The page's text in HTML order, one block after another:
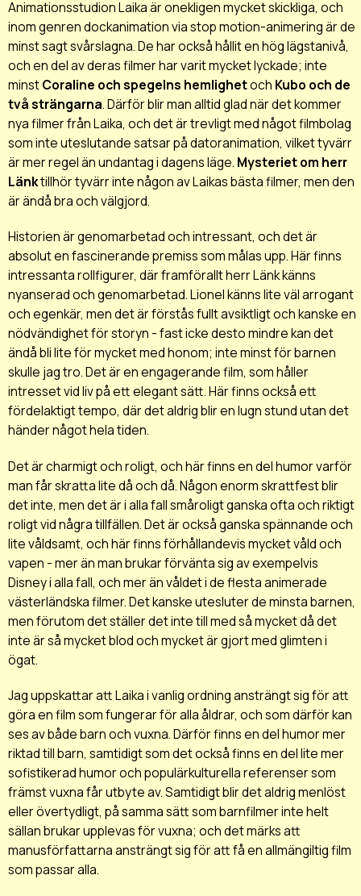
Animationsstudion Laika är onekligen mycket skickliga, och
inom genren dockanimation via stop motion-animering är de
minst sagt svårslagna. De har också hållit en hög lägstanivå,
och en del av deras filmer har varit mycket lyckade; inte
minstCoraline och spegelns hemlighetoch Kubo och de
två strängarna. Därför blir man alltid glad när det kommer
nya filmer från Laika, och det är trevligt med något filmbolag
som inte uteslutande satsar på datoranimation, vilket tyvärr
är mer regel än undantag i dagens läge. Mysteriet om herr
Länktillhör tyvärr inte någon av Laikas bästa filmer, men den
är ändå bra och välgjord.
Historien är genomarbetad och intressant, och det är
absolut en fascinerande premiss som målas upp. Här finns
intressanta rollfigurer, där framförallt herr Länk känns
nyanserad och genomarbetad. Lionel känns lite väl arrogant
och egenkär, men det är förstås fullt avsiktligt och kanske en
nödvändighet för storyn - fast icke desto mindre kan det
ändå bli lite för mycket med honom; inte minst för barnen
skulle jag tro. Det är en engagerande film, som håller
intresset vid liv på ett elegant sätt. Här finns också ett
fördelaktigt tempo, där det aldrig blir en lugn stund utan det
händer något hela tiden.
Det är charmigt och roligt, och här finns en del humor varför
man får skratta lite då och då. Någon enorm skrattfest blir
det inte, men det är i alla fall småroligt ganska ofta och riktigt
roligt vid några tillfällen. Det är också ganska spännande och
lite våldsamt, och här finns förhållandevis mycket våld och
vapen - mer än man brukar förvänta sig av exempelvis
Disney i alla fall, och mer än våldet i de flesta animerade
västerländska filmer. Det kanske utesluter de minsta barnen,
men förutom det ställer det inte till med så mycket då det
inte är så mycket blod och mycket är gjort med glimten i
ögat.
Jag uppskattar att Laika i vanlig ordning ansträngt sig för att
göra en film som fungerar för alla åldrar, och som därför kan
ses av både barn och vuxna. Därför finns en del humor mer
riktad till barn, samtidigt som det också finns en del lite mer
sofistikerad humor och populärkulturella referenser som
främst vuxna får utbyte av. Samtidigt blir det aldrig menlöst
eller övertydligt, på samma sätt som barnfilmer inte helt
sällan brukar upplevas för vuxna; och det märks att
manusförfattarna ansträngt sig för att få en allmängiltig film
som passar alla.